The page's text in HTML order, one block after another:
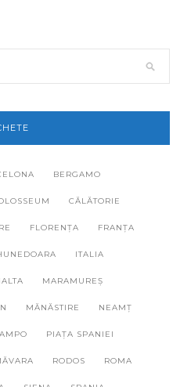
BERGAMO
CĂLĂTORIE
FLORENȚA FRANȚA
ITALIA
MARAMUREȘ
MĂNĂSTIRE NEAMȚ
PIAȚA SPANIEI
RODOS ROMA